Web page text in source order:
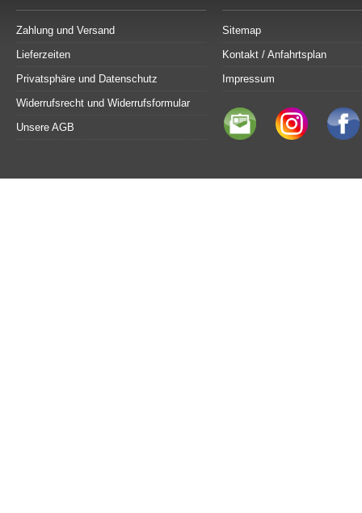
Zahlung und Versand
Lieferzeiten
Privatsphäre und Datenschutz
Widerrufsrecht und Widerrufsformular
Unsere AGB
Sitemap
Kontakt / Anfahrtsplan
Impressum